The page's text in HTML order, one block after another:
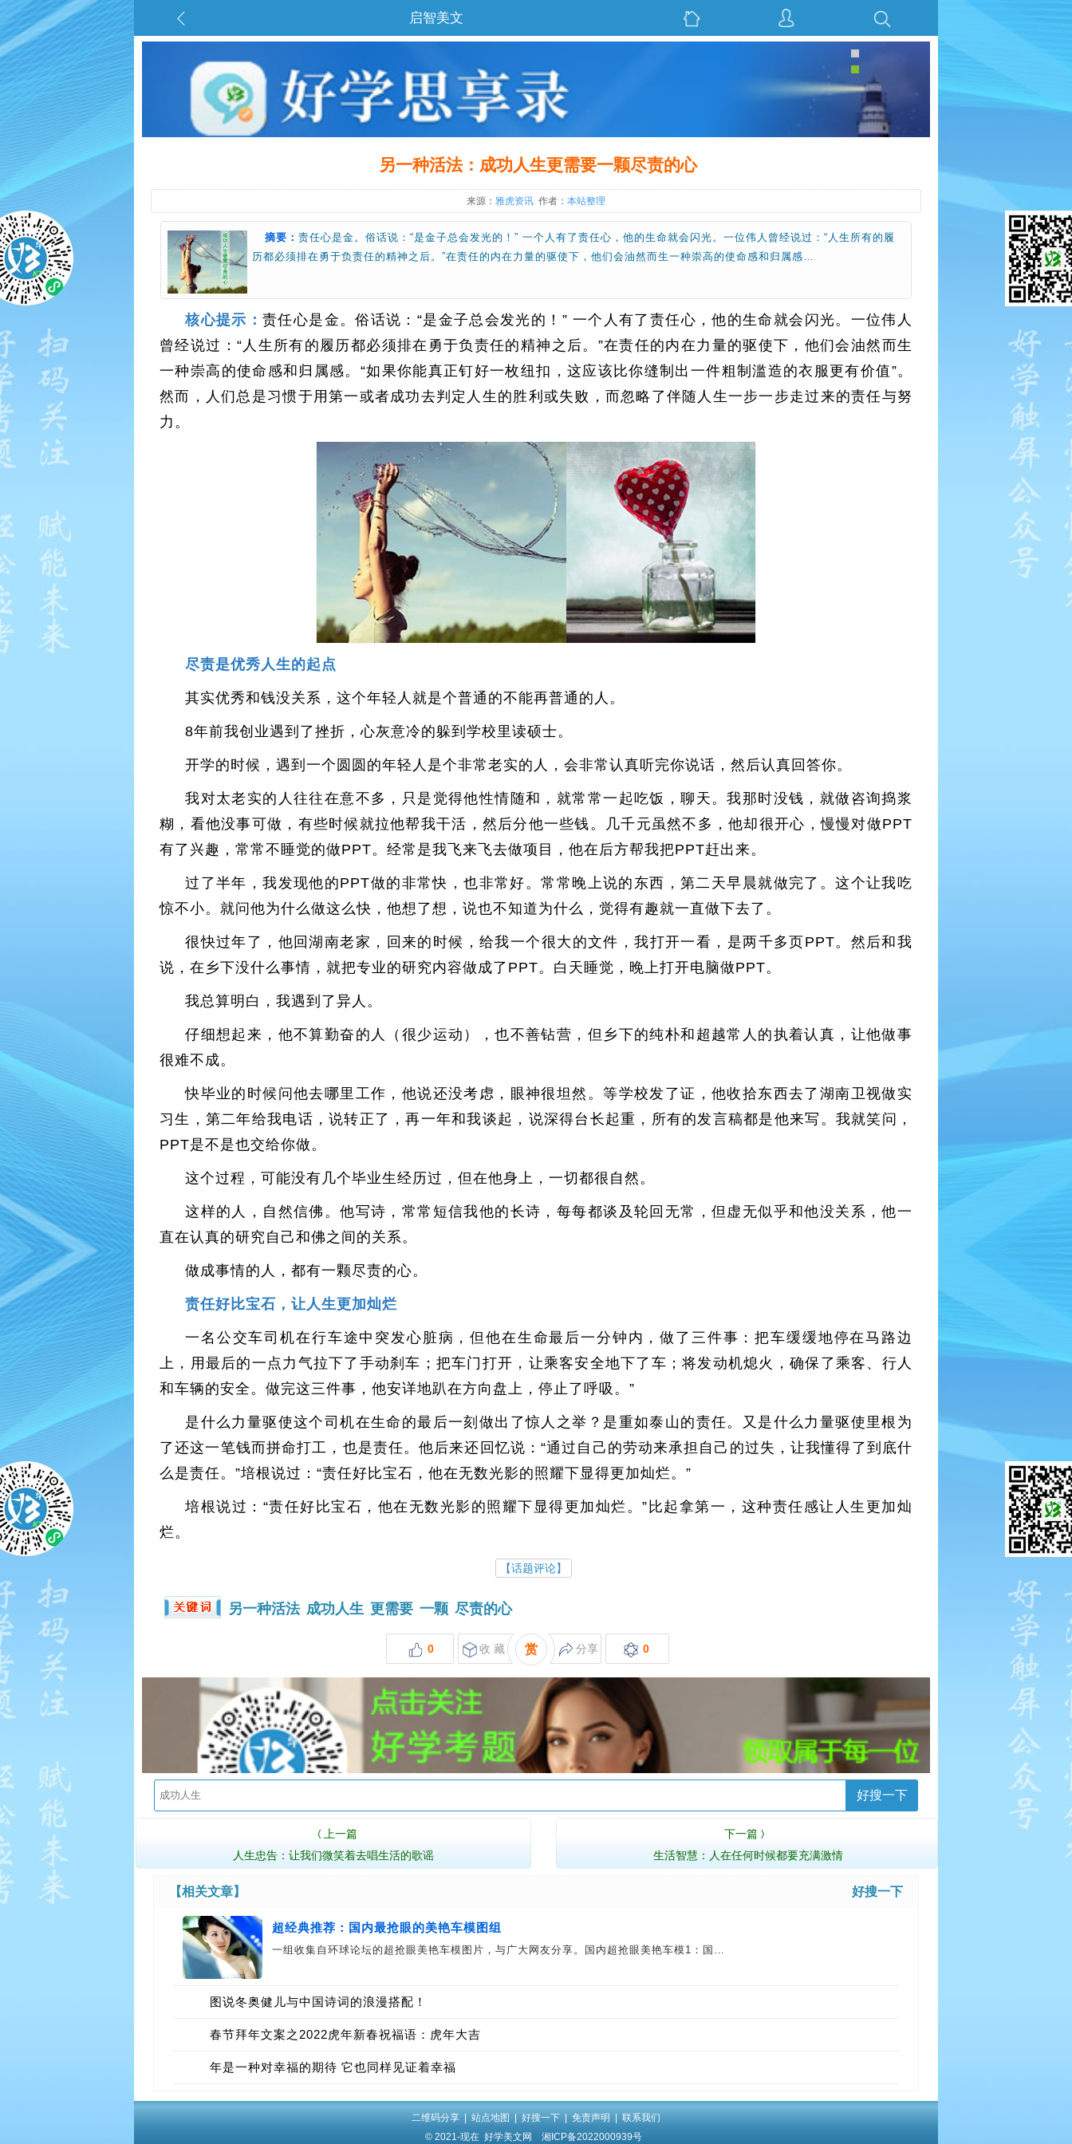
启智美文
另一种活法：成功人生更需要一颗尽责的心
来源： 雅虎资讯作者： 本站整理
摘要：责任心是金。俗话说：“是金子总会发光的！” 一个人有了责任心，他的生命就会闪光。一位伟人曾经说过：“人生所有的履
历都必须排在勇于负责任的精神之后。”在责任的内在力量的驱使下，他们会油然而生一种崇高的使命感和归属感…
核心提示：责任心是金。俗话说：“是金子总会发光的！” 一个人有了责任心，他的生命就会闪光。一位伟人
曾经说过：“人生所有的履历都必须排在勇于负责任的精神之后。”在责任的内在力量的驱使下，他们会油然而生
一种崇高的使命感和归属感。“如果你能真正钉好一枚纽扣，这应该比你缝制出一件粗制滥造的衣服更有价值”。
然而，人们总是习惯于用第一或者成功去判定人生的胜利或失败，而忽略了伴随人生一步一步走过来的责任与努
力。
尽责是优秀人生的起点
其实优秀和钱没关系，这个年轻人就是个普通的不能再普通的人。
8年前我创业遇到了挫折，心灰意冷的躲到学校里读硕士。
开学的时候，遇到一个圆圆的年轻人是个非常老实的人，会非常认真听完你说话，然后认真回答你。
我对太老实的人往往在意不多，只是觉得他性情随和，就常常一起吃饭，聊天。我那时没钱，就做咨询捣浆
糊，看他没事可做，有些时候就拉他帮我干活，然后分他一些钱。几千元虽然不多，他却很开心，慢慢对做PPT
有了兴趣，常常不睡觉的做PPT。经常是我飞来飞去做项目，他在后方帮我把PPT赶出来。
过了半年，我发现他的PPT做的非常快，也非常好。常常晚上说的东西，第二天早晨就做完了。这个让我吃
惊不小。就问他为什么做这么快，他想了想，说也不知道为什么，觉得有趣就一直做下去了。
很快过年了，他回湖南老家，回来的时候，给我一个很大的文件，我打开一看，是两千多页PPT。然后和我
说，在乡下没什么事情，就把专业的研究内容做成了PPT。白天睡觉，晚上打开电脑做PPT。
我总算明白，我遇到了异人。
仔细想起来，他不算勤奋的人（很少运动），也不善钻营，但乡下的纯朴和超越常人的执着认真，让他做事
很难不成。
快毕业的时候问他去哪里工作，他说还没考虑，眼神很坦然。等学校发了证，他收拾东西去了湖南卫视做实
习生，第二年给我电话，说转正了，再一年和我谈起，说深得台长起重，所有的发言稿都是他来写。我就笑问，
PPT是不是也交给你做。
这个过程，可能没有几个毕业生经历过，但在他身上，一切都很自然。
这样的人，自然信佛。他写诗，常常短信我他的长诗，每每都谈及轮回无常，但虚无似乎和他没关系，他一
直在认真的研究自己和佛之间的关系。
做成事情的人，都有一颗尽责的心。
责任好比宝石，让人生更加灿烂
一名公交车司机在行车途中突发心脏病，但他在生命最后一分钟内，做了三件事：把车缓缓地停在马路边
上，用最后的一点力气拉下了手动刹车；把车门打开，让乘客安全地下了车；将发动机熄火，确保了乘客、行人
和车辆的安全。做完这三件事，他安详地趴在方向盘上，停止了呼吸。”
是什么力量驱使这个司机在生命的最后一刻做出了惊人之举？是重如泰山的责任。又是什么力量驱使里根为
了还这一笔钱而拼命打工，也是责任。他后来还回忆说：“通过自己的劳动来承担自己的过失，让我懂得了到底什
么是责任。”培根说过：“责任好比宝石，他在无数光影的照耀下显得更加灿烂。”
培根说过：“责任好比宝石，他在无数光影的照耀下显得更加灿烂。”比起拿第一，这种责任感让人生更加灿
烂。
【话题评论】
另一种活法 成功人生 更需要 一颗 尽责的心
0 收 藏 赏 分享 0
好搜一下
〈
上一篇
人生忠告：让我们微笑着去唱生活的歌谣
下一篇 〉
生活智慧：人在任何时候都要充满激情
【相关文章】 好搜一下
超经典推荐：国内最抢眼的美艳车模图组
一组收集自环球论坛的超抢眼美艳车模图片，与广大网友分享。国内超抢眼美艳车模1：国…
图说冬奥健儿与中国诗词的浪漫搭配！
春节拜年文案之2022虎年新春祝福语：虎年大吉
年是一种对幸福的期待 它也同样见证着幸福
二维码分享 站点地图 好搜一下 免责声明
联系我们
© 2021-现在 好学美文网 湘ICP备2022000939号